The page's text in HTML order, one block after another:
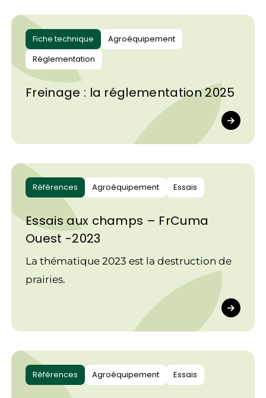
Fiche technique
Agroéquipement
Réglementation
Freinage : la réglementation 2025
Références Agroéquipement Essais
Essais aux champs – FrCuma
Ouest -2023
La thématique 2023 est la destruction de
prairies.
Références Agroéquipement Essais